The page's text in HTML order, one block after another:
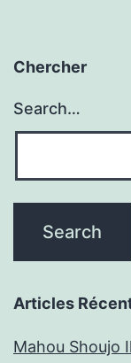
Chercher
Search…
Articles
Mahou Shoujo